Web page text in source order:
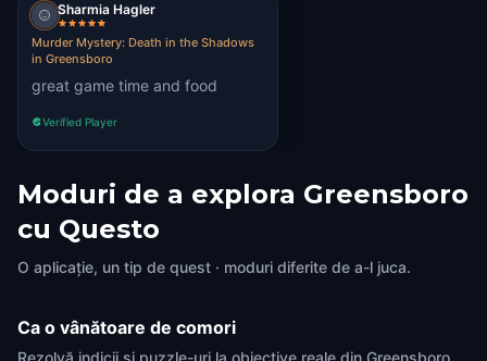
Sharmia Hagler
Murder Mystery: Death in the Shadows
in Greensboro
great game time and food
Verified Player
Moduri de a explora Greensboro
cu Questo
O aplicație, un tip de quest · moduri diferite de a-l juca.
Ca o vânătoare de comori
Rezolvă indicii și puzzle-uri la obiective reale din Greensboro.